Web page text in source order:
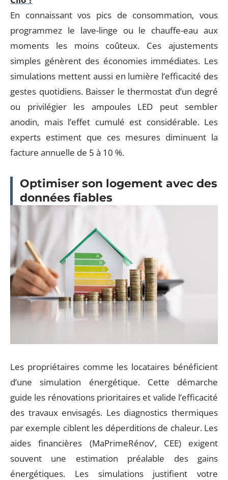
En connaissant vos pics de consommation, vous
programmez le lave-linge ou le chauffe-eau aux
moments les moins coûteux. Ces ajustements
simples génèrent des économies immédiates. Les
simulations mettent aussi en lumière l’efficacité des
gestes quotidiens. Baisser le thermostat d’un degré
ou privilégier les ampoules LED peut sembler
anodin, mais l’effet cumulé est considérable. Les
experts estiment que ces mesures diminuent la
facture annuelle de 5 à 10 %.
Optimiser son logement avec des
données fiables
Les propriétaires comme les locataires bénéficient
d’une simulation énergétique. Cette démarche
guide les rénovations prioritaires et valide l’efficacité
des travaux envisagés. Les diagnostics thermiques
par exemple ciblent les déperditions de chaleur. Les
aides financières (MaPrimeRénov’, CEE) exigent
souvent une estimation préalable des gains
énergétiques. Les simulations justifient votre